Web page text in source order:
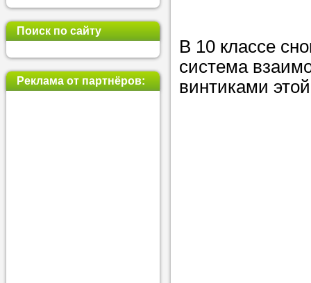
Или найдите
нашей базе
используя
Поиск по сайту
Реклама от партнёров:
В 10 классе
система
винтиками